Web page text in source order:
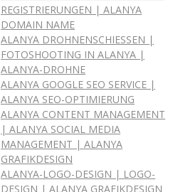
REGISTRIERUNGEN | ALANYA
DOMAIN NAME
ALANYA DROHNENSCHIESSEN | F
OTOSHOOTING IN ALANYA | A
LANYA-DROHNE
ALANYA GOOGLE SEO SERVICE |
ALANYA SEO-OPTIMIERUNG
ALANYA CONTENT MANAGEMENT
| ALANYA SOCIAL MEDIA
MANAGEMENT | ALANYA
GRAFIKDESIGN
ALANYA-LOGO-DESIGN | LOGO-
DESIGN | ALANYA GRAFIKDESIGN